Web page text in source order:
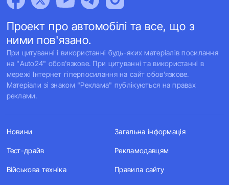
Проект про автомобілі та все, що з
ними пов'язано.
При цитуванні і використанні будь-яких матеріалів посилання
на "Auto24" обов'язкове. При цитуванні та використанні в
мережі Інтернет гіперпосилання на сайт обов'язкове.
Матеріали зі знаком "Реклама" публікуються на правах
реклами.
Новини
Тест-драйв
Військова техніка
Загальна інформація
Рекламодавцям
Правила сайту